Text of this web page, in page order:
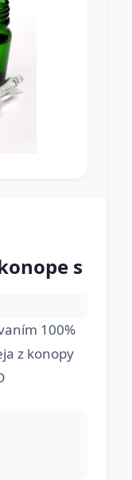
s
100%
z konopy